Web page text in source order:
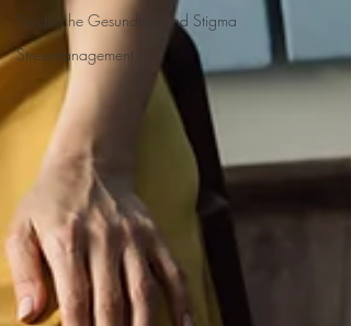
Psychische Gesundheit und Stigma
Stressmanagement